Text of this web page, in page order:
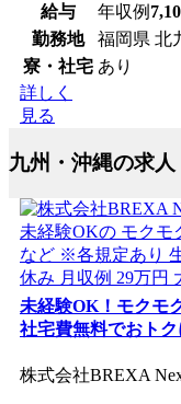
給与
年収例
勤務地
福岡県 北
寮・社宅 あり
詳しく
見る
九州・沖縄の求人
未経験OK！モクモ
社宅費無料でおトク
株式会社BREXA